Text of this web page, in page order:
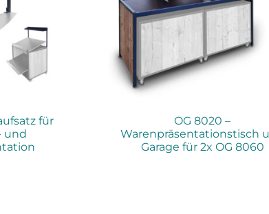
für
und
OG 8020 –
Warenpräsentationstisch
Garage für 2x OG 8060